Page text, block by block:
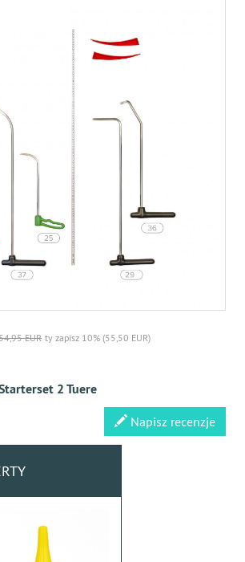
EUR ty zapisz 10% (55,50 EUR)
2 Tuere
Napisz recenzje